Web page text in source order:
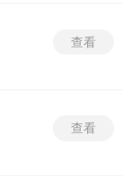
查看
查看